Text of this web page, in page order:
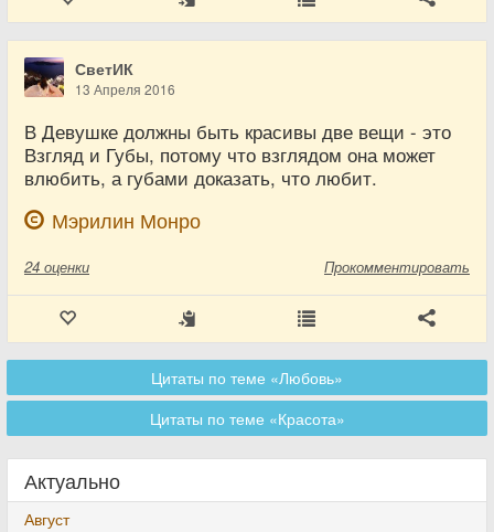
СветИК
13 Апреля 2016
В Девушке должны быть красивы две вещи - это
Взгляд и Губы, потому что взглядом она может
влюбить, а губами доказать, что любит.
Мэрилин Монро
24 оценки Прокомментировать
Цитаты по теме «Любовь»
Цитаты по теме «Красота»
Актуально
Август